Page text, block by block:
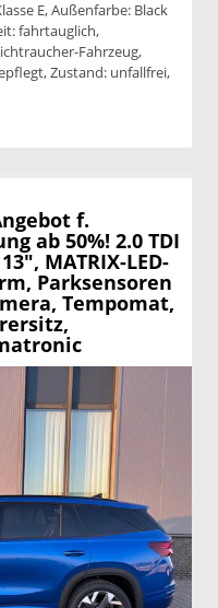
E, Außenfarbe: Black
fahrtauglich,
Fahrzeug,
Zustand: unfallfrei,
f.
ab 50%! 2.0 TDI
MATRIX-LED-
Parksensoren
Tempomat,